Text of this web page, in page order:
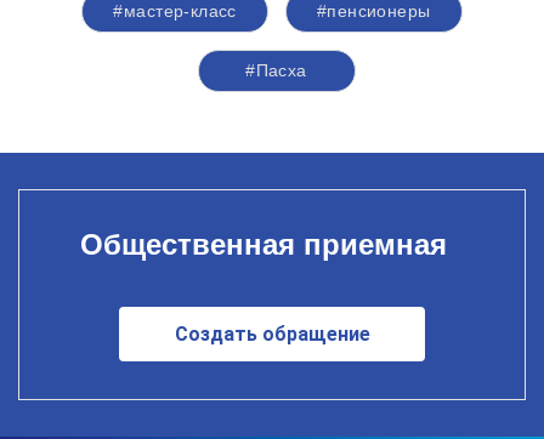
#мастер-класс #пенсионеры
#Пасха
Общественная приемная
Создать обращение